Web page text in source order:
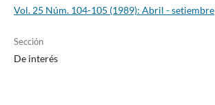
Vol. 25 Núm. 104-105 (1989): Abril - setiembre
Sección
De interés